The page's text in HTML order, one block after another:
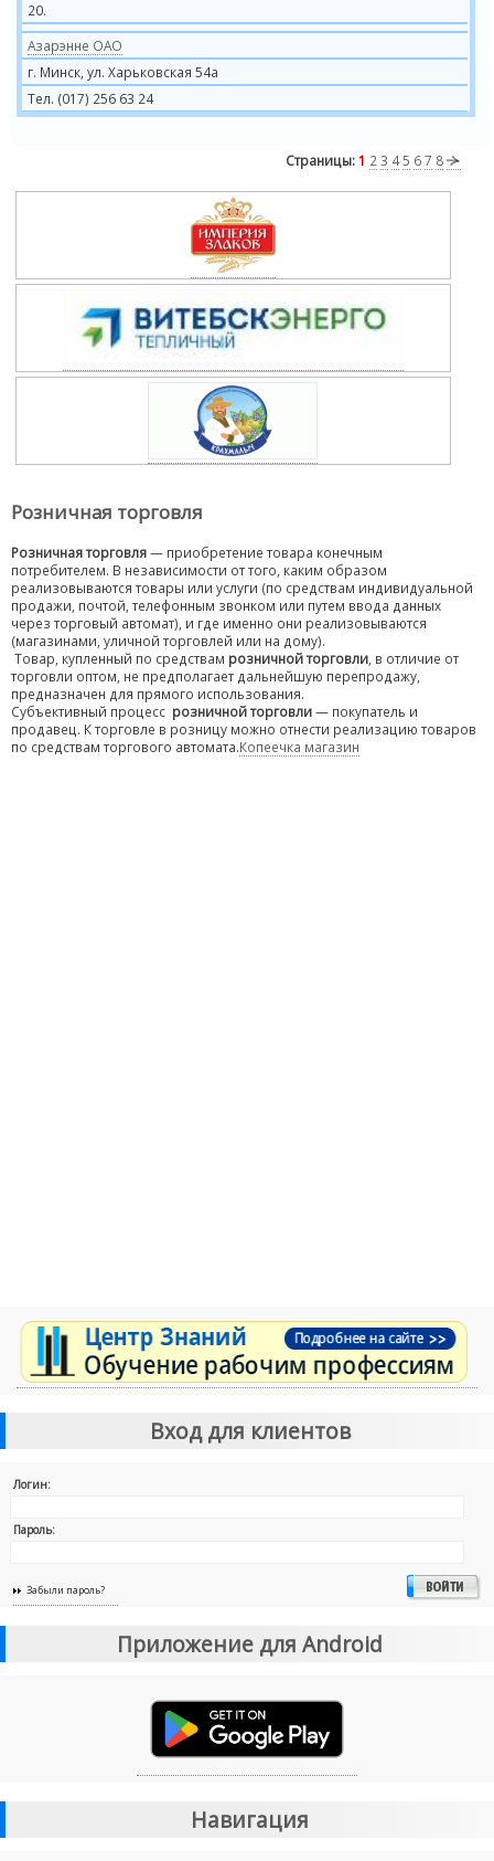
20.
Азарэнне ОАО
г. Минск, ул. Харьковская 54а
Тел. (017) 256 63 24
Страницы: 1 2 3 45 67 8
Розничная торговля
Розничная торговля— приобретение товара конечным
потребителем. В независимости от того, каким образом
реализовываются товары или услуги (по средствам индивидуальной
продажи, почтой, телефонным звонком или путем ввода данных
через торговый автомат), и где именно они реализовываются
(магазинами, уличной торговлей или на дому).
Товар, купленный по средствам розничной торговли , в отличие от
торговли оптом, не предполагает дальнейшую перепродажу,
предназначен для прямого использования.
Субъективный процесс розничной торговли— покупатель и
продавец. К торговле в розницу можно отнести реализацию товаров
по средствам торгового автомата.Копеечка магазин
Вход для клиентов
Логин:
Пароль:
Забыли пароль?
Приложение для Android
Навигация